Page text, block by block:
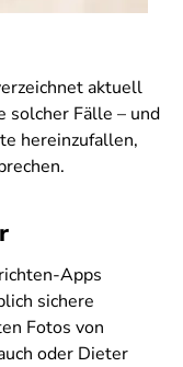
aktuell
solcher Fälle – und
hereinzufallen,
Apps
sichere
Fotos von
oder Dieter